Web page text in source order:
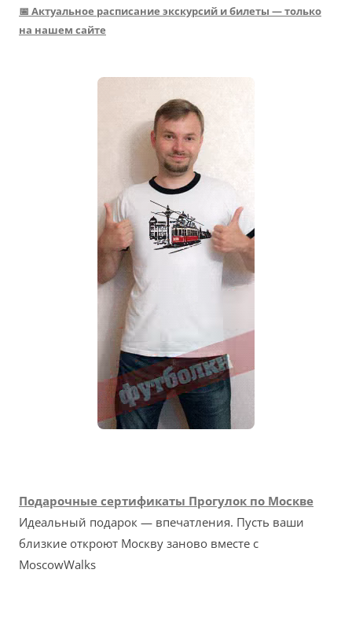
📅 Актуальное расписание экскурсий и билеты — только
на нашем сайте
Подарочные сертификаты Прогулок по Москве
Идеальный подарок — впечатления. Пусть ваши
близкие откроют Москву заново вместе с
MoscowWalks